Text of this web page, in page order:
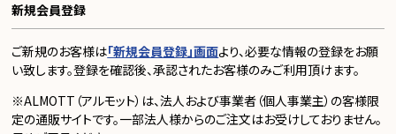
新規会員登録
ご新規のお客様は「新規会員登録」画面より、必要な情報の登録をお願
い致します。登録を確認後、承認されたお客様のみご利用頂けます。
※ALMOTT（アルモット）は、法人および事業者（個人事業主）の客様限
定の通販サイトです。一部法人様からのご注文はお受けしておりません。